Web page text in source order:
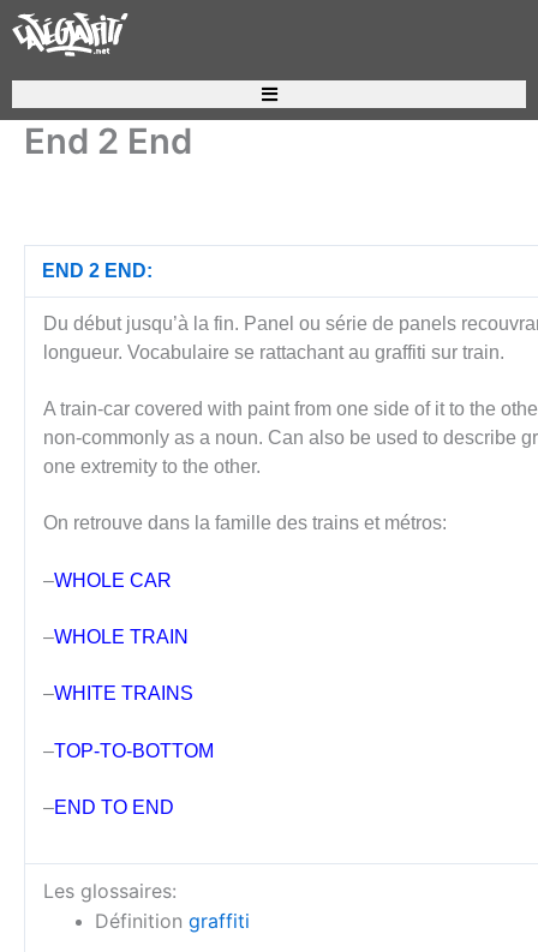
Aller
au
End 2 End
END 2 END:
Du début jusqu’à la fin. Panel ou série de panels
longueur. Vocabulaire se rattachant au graffiti sur train.
A train-car covered with paint from one side of it to the
non-commonly as a noun. Can also be used to describe
one extremity to the other.
On retrouve dans la famille des trains et métros:
–WHOLE CAR
–WHOLE TRAIN
–WHITE TRAINS
–TOP-TO-BOTTOM
–END TO END
Les glossaires:
Définitiongraffiti